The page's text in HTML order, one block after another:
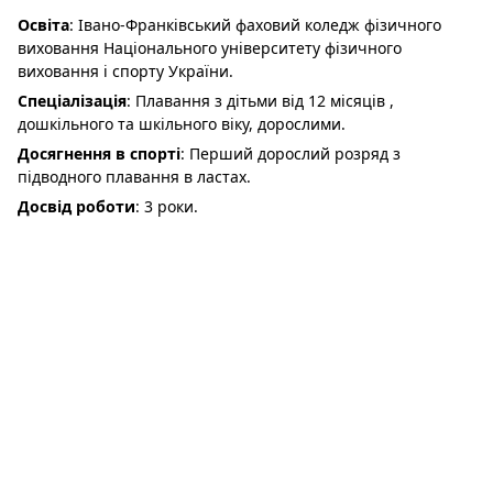
Освіта: Івано-Франківський фаховий коледж фізичного
виховання Національного університету фізичного
виховання і спорту України.
Спеціалізація: Плавання з дітьми від 12 місяців ,
дошкільного та шкільного віку, дорослими.
Досягнення в спорті: Перший дорослий розряд з
підводного плавання в ластах.
Досвід роботи: 3 роки.